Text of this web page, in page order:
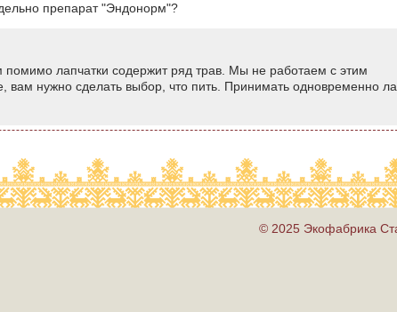
препарат "Эндонорм"?
лапчатки содержит ряд трав. Мы не работаем с этим
нужно сделать выбор, что пить. Принимать одновременно
© 2025 Экофабрика